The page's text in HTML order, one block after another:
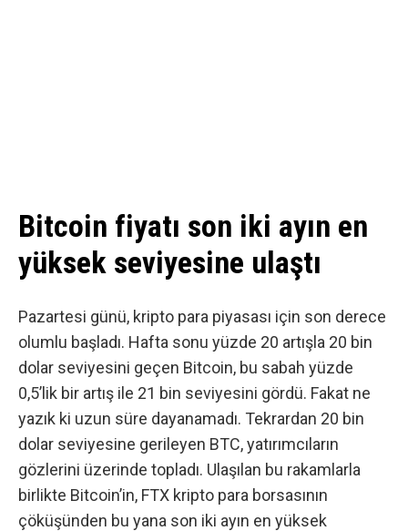
Bitcoin fiyatı son iki ayın en
yüksek seviyesine ulaştı
Pazartesi günü, kripto para piyasası için son derece
olumlu başladı. Hafta sonu yüzde 20 artışla 20 bin
dolar seviyesini geçen Bitcoin, bu sabah yüzde
0,5’lik bir artış ile 21 bin seviyesini gördü. Fakat ne
yazık ki uzun süre dayanamadı. Tekrardan 20 bin
dolar seviyesine gerileyen BTC, yatırımcıların
gözlerini üzerinde topladı. Ulaşılan bu rakamlarla
birlikte Bitcoin’in, FTX kripto para borsasının
çöküşünden bu yana son iki ayın en yüksek